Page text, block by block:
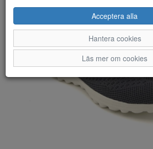
Acceptera alla
Hantera cookies
Läs mer om cookies